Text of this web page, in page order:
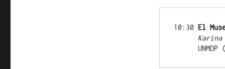
10:30 El
Karina